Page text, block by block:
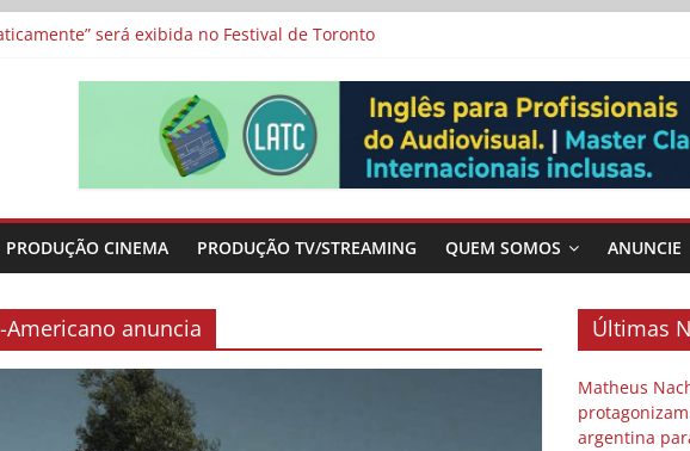
“Os Feiticeiros Inocentes” e filme-tributo de Wajda a Zbigniew Cybulski
será exibida no Festival de Toronto
e divide prêmio principal entre “Manas” e “O Agente Secreto”
metragens sobre envelhecimento criados a partir de histórias de vida
PRODUÇÃO CINEMA PRODUÇÃO TV/STREAMING QUEM SOMOS ANUNCIE
Americano anuncia Últimas
Matheus
argentina